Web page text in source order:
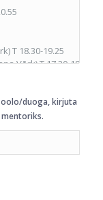
duoga, kirjuta